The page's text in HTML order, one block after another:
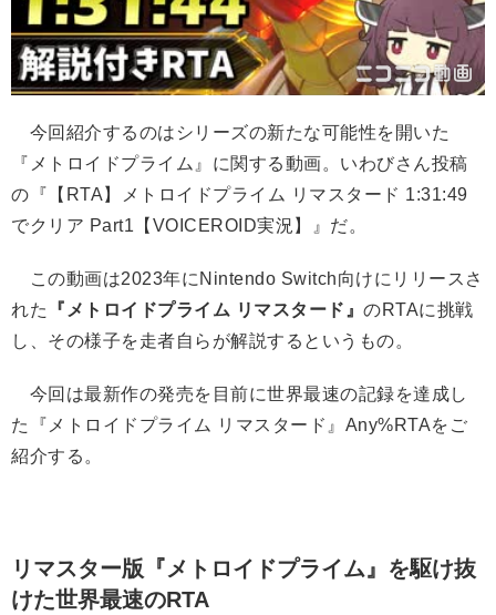
今回紹介するのはシリーズの新たな可能性を開いた
『メトロイドプライム』に関する動画。いわびさん投稿
の『【RTA】メトロイドプライム リマスタード 1:31:49
でクリア Part1【VOICEROID実況】』だ。
この動画は2023年にNintendo Switch向けにリリースさ
れた
『メトロイドプライム リマスタード』 のRTAに挑戦
し、その様子を走者自らが解説するというもの。
今回は最新作の発売を目前に世界最速の記録を達成し
た『メトロイドプライム リマスタード』Any%RTAをご
紹介する。
リマスター版『メトロイドプライム』を駆け抜
けた世界最速のRTA